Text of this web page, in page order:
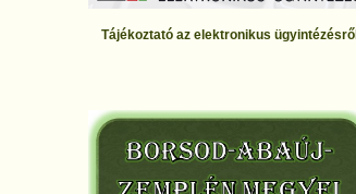
Tájékoztató az elektronikus ügyintézésről